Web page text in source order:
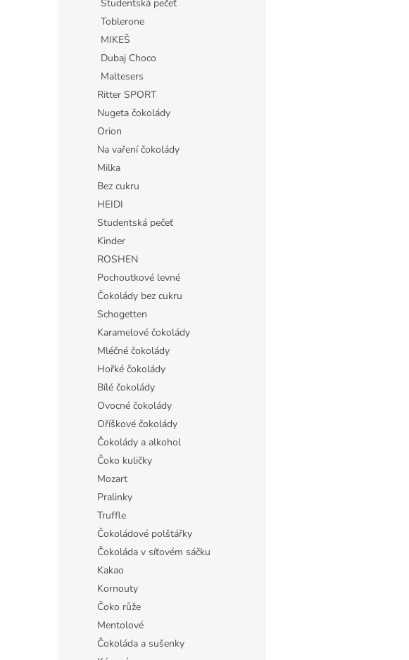
Studentská pečeť
Toblerone
MIKEŠ
Dubaj Choco
Maltesers
Ritter SPORT
Nugeta čokolády
Orion
Na vaření čokolády
Milka
Bez cukru
HEIDI
Studentská pečeť
Kinder
ROSHEN
Pochoutkové levné
Čokolády bez cukru
Schogetten
Karamelové čokolády
Mléčné čokolády
Hořké čokolády
Bílé čokolády
Ovocné čokolády
Oříškové čokolády
Čokolády a alkohol
Čoko kuličky
Mozart
Pralinky
Truffle
Čokoládové polštářky
Čokoláda v síťovém sáčku
Kakao
Kornouty
Čoko růže
Mentolové
Čokoláda a sušenky